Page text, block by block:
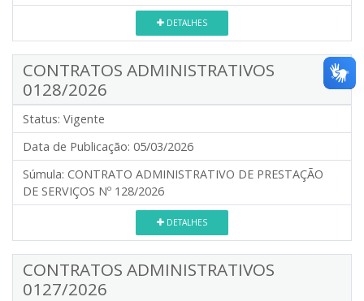
DETALHES
CONTRATOS ADMINISTRATIVOS
0128/2026
Status: Vigente
Data de Publicação: 05/03/2026
Súmula: CONTRATO ADMINISTRATIVO DE PRESTAÇÃO
DE SERVIÇOS Nº 128/2026
DETALHES
CONTRATOS ADMINISTRATIVOS
0127/2026